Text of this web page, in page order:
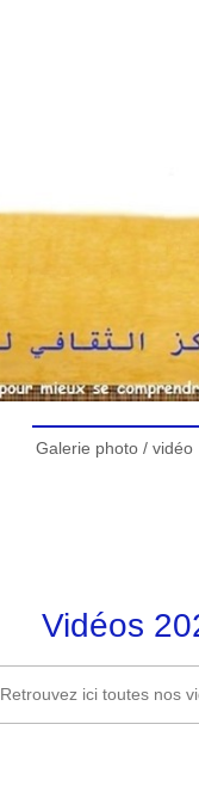
Galerie photo / vidéo
Vidéos
Retrouvez ici toutes nos